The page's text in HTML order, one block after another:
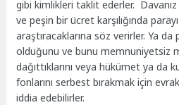
gibi kimlikleri taklit ederler.
ve peşin bir ücret karşılığında
araştıracaklarına söz verirler. Ya
olduğunu ve bunu memnuniyetsiz
dağıttıklarını veya hükümet ya da
fonlarını serbest bırakmak için
iddia edebilirler.